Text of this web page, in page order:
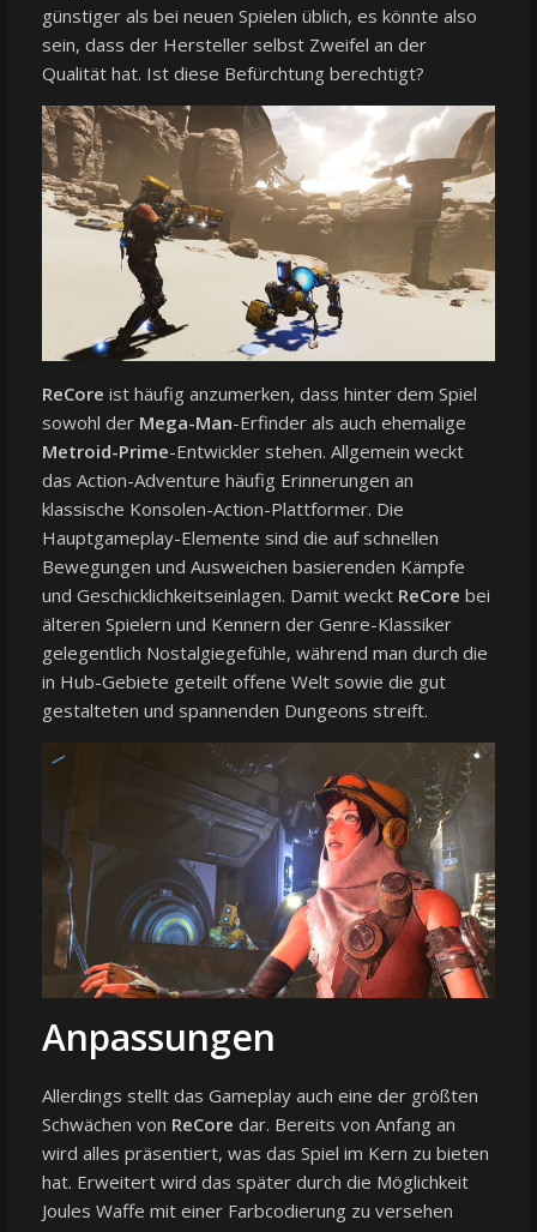
günstiger als bei neuen Spielen üblich, es könnte also
sein, dass der Hersteller selbst Zweifel an der
Qualität hat. Ist diese Befürchtung berechtigt?
ReCore ist häufig anzumerken, dass hinter dem Spiel
sowohl der Mega-Man-Erfinder als auch ehemalige
Metroid-Prime-Entwickler stehen. Allgemein weckt
das Action-Adventure häufig Erinnerungen an
klassische Konsolen-Action-Plattformer. Die
Hauptgameplay-Elemente sind die auf schnellen
Bewegungen und Ausweichen basierenden Kämpfe
und Geschicklichkeitseinlagen. Damit weckt ReCore bei
älteren Spielern und Kennern der Genre-Klassiker
gelegentlich Nostalgiegefühle, während man durch die
in Hub-Gebiete geteilt offene Welt sowie die gut
gestalteten und spannenden Dungeons streift.
Anpassungen
Allerdings stellt das Gameplay auch eine der größten
Schwächen von ReCore dar. Bereits von Anfang an
wird alles präsentiert, was das Spiel im Kern zu bieten
hat. Erweitert wird das später durch die Möglichkeit
Joules Waffe mit einer Farbcodierung zu versehen